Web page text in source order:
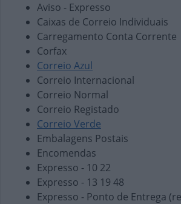
Aviso - Expresso
Caixas de Correio Individuais
Carregamento Conta Corrente
Corfax
Correio Azul
Correio Internacional
Correio Normal
Correio Registado
Correio Verde
Embalagens Postais
Encomendas
Expresso - 10 22
Expresso - 13 19 48
Expresso - Ponto de Entrega